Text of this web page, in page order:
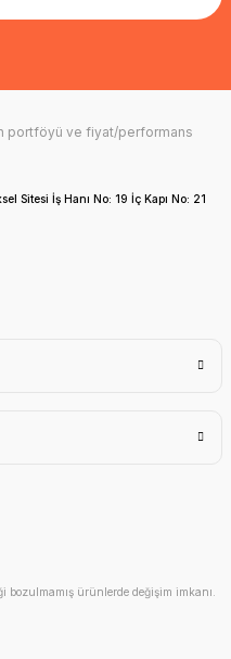
portföyü ve fiyat/performans
Sitesi İş Hanı No: 19 İç Kapı No: 21
bozulmamış ürünlerde değişim imkanı.